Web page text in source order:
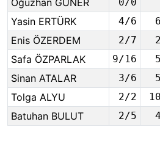
Oğuzhan GÜNER
Yasin ERTÜRK 4/6
Enis ÖZERDEM 2/7
Safa ÖZPARLAK 9/16
Sinan ATALAR 3/6
Tolga ALYU 2/2
Batuhan BULUT 2/5